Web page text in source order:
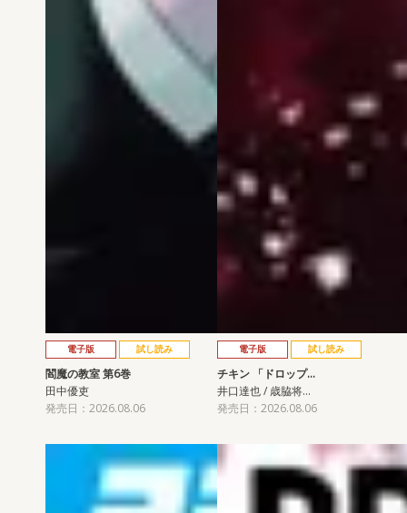
電子版 試し読み
閻魔の教室 第6巻
田中優吏
発売日：2026.08.06
電子版 試し読み
チキン 「ドロップ…
井口達也 / 歳脇将…
発売日：2026.08.06